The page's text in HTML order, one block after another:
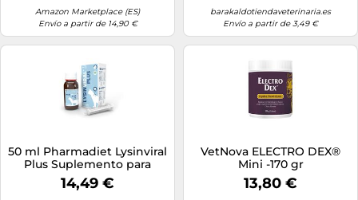
Amazon Marketplace (ES)
Envío a partir de 14,90 €
barakaldotiendaveterinaria.es
Envío a partir de 3,49 €
50 ml Pharmadiet Lysinviral
Plus Suplemento para
gatos
14,49 €
VetNova ELECTRO DEX®
Mini -170 gr
13,80 €